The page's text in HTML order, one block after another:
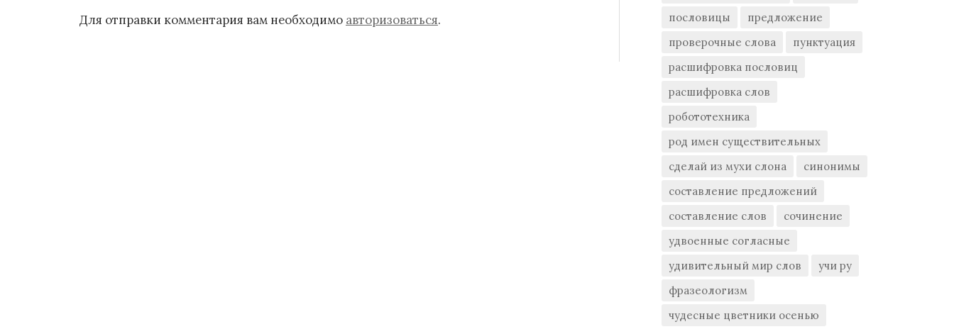
Для отправки комментария вам необходимо авторизоваться.
пословицы
предложение
проверочные слова
пунктуация
расшифровка пословиц
расшифровка слов
робототехника
род имен существительных
сделай из мухи слона
синонимы
составление предложений
составление слов
сочинение
удвоенные согласные
удивительный мир слов
учи ру
фразеологизм
чудесные цветники осенью